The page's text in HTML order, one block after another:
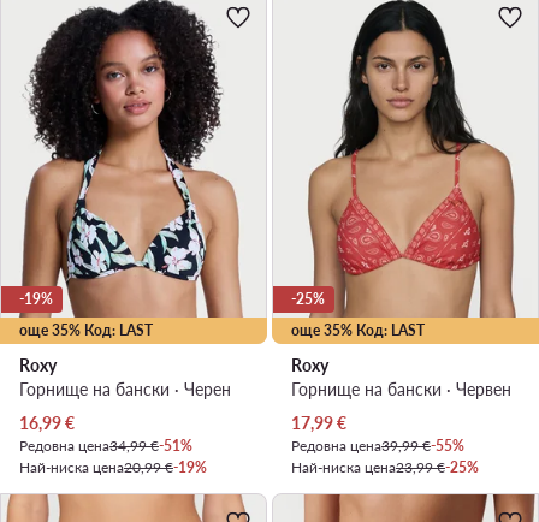
още 35% Код: LAST
-19%
Roxy
Горнище на бански · Черен
Актуална цена
16,99€
Редовна цена34,99 €-51%
Най-ниска цена20,99 €-19%
още 35% Код: LAST
-25%
Roxy
Горнище на бански · Червен
Актуална цена
17,99€
Редовна цена39,99 €-55%
Най-ниска цена23,99 €-25%